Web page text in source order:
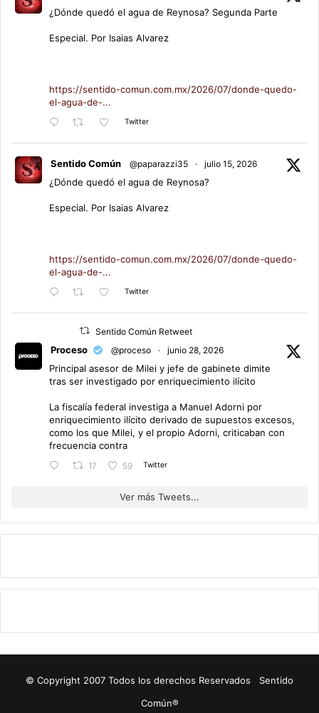
¿Dónde quedó el agua de Reynosa? Segunda Parte
Especial. Por Isaias Alvarez
https://sentido-comun.com.mx/2026/07/donde-quedo-
el-agua-de-...
Twitter
Sentido Común @paparazzi35 · julio 15, 2026
¿Dónde quedó el agua de Reynosa?
Especial. Por Isaias Alvarez
https://sentido-comun.com.mx/2026/07/donde-quedo-
el-agua-de-...
Twitter
Sentido Común Retweet
Proceso @proceso · junio 28, 2026
Principal asesor de Milei y jefe de gabinete dimite
tras ser investigado por enriquecimiento ilícito
La fiscalía federal investiga a Manuel Adorni por
enriquecimiento ilícito derivado de supuestos excesos,
como los que Milei, y el propio Adorni, criticaban con
frecuencia contra
17 59 Twitter
Ver más Tweets...
© Copyright 2007 Todos los derechos Reservados Sentido
Común®